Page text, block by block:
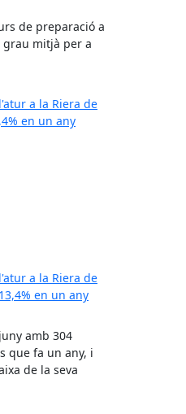
de preparació a
grau mitjà per a
a la Riera de
en un any
amb 304
que fa un any, i
de la seva